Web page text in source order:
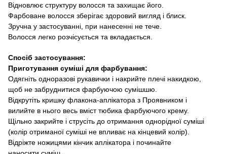
Відновлює структуру волосся та захищає його
Фарбоване волосся зберігає здоровий вигляд і блиск.
Зручна у застосуванні, при нанесенні не тече.
Волосся легко розчісується та вкладається
Спосіб застосування:
Приготування суміші для фарбування:
Одягніть одноразові рукавички і накрийте плечі накидкою
щоб не забруднитися фарбуючою сумішшю.
Відкрутіть кришку флакона-аплікатора з Проявником і
вилийте в нього весь вміст тюбика фарбуючого крему.
Щільно закрийте і струсіть до отримання однорідної суміші
(колір отриманої суміші не впливає на кінцевий колір).
Відріжте ножицями кінчик аплікатора і починайте